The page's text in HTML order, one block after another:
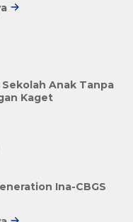
Anak Tanpa
Kaget
Ina-CBGS